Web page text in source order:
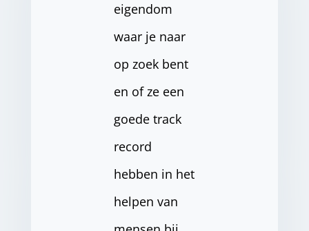
eigendom
waar je naar
op zoek bent
en of ze een
goede track
record
hebben in het
helpen van